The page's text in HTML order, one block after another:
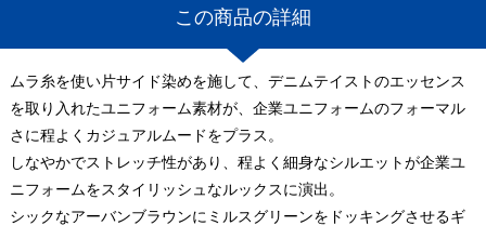
この商品の詳細
ムラ糸を使い片サイド染めを施して、デニムテイストのエッセンス
を取り入れたユニフォーム素材が、企業ユニフォームのフォーマル
さに程よくカジュアルムードをプラス。
しなやかでストレッチ性があり、程よく細身なシルエットが企業ユ
ニフォームをスタイリッシュなルックスに演出。
シックなアーバンブラウンにミルスグリーンをドッキングさせるギ